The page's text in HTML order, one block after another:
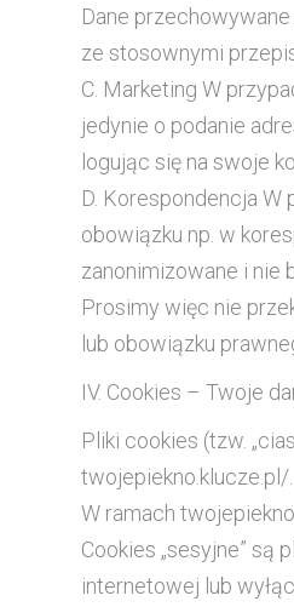
Dane
ze stosownymi
C. Marketing W
jedynie o podanie
logując się na swoje
D. Korespondencja
obowiązku np. w
zanonimizowane i nie
Prosimy więc nie
lub obowiązku
IV. Cookies – Twoje
Pliki cookies (tzw.
twojepiekno.klucze.pl/.
W ramach
Cookies „sesyjne”
internetowej lub